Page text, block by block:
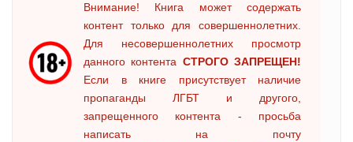
Внимание! Книга может содержать
контент только для совершеннолетних.
Для несовершеннолетних просмотр
данного контента СТРОГО ЗАПРЕЩЕН!
Если в книге присутствует наличие
пропаганды ЛГБТ и другого,
запрещенного контента - просьба
написать на почту